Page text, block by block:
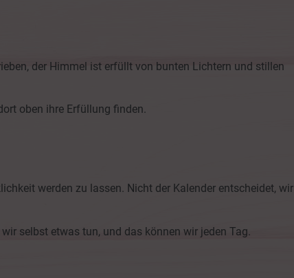
der Himmel ist erfüllt von bunten Lichtern und stillen
oben ihre Erfüllung finden.
werden zu lassen. Nicht der Kalender entscheidet, wir
selbst etwas tun, und das können wir jeden Tag.